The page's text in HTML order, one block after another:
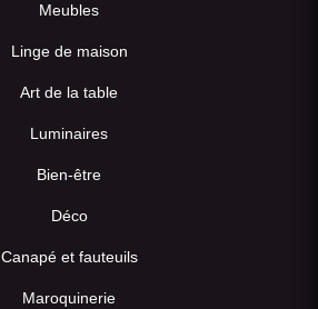
Meubles
Linge de maison
Art de la table
Luminaires
Bien-être
Déco
Canapé et fauteuils
Maroquinerie